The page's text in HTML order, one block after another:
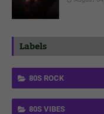
Labels
80S ROCK
80S VIBES